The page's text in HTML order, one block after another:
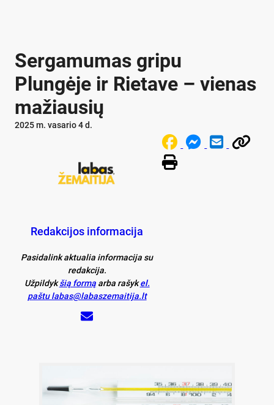
Sergamumas gripu
Plungėje ir Rietave – vienas
mažiausių
2025 m. vasario 4 d.
Redakcijos informacija
Pasidalink aktualia informacija su
redakcija.
Užpildykšią formąarba rašykel.
paštu labas@labaszemaitija.lt